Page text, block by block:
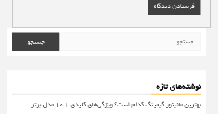
برای:
نوشته‌های تازه
بهترین مانیتور گیمینگ کدام است؟ ویژگی‌های کلیدی + 10 مدل برتر